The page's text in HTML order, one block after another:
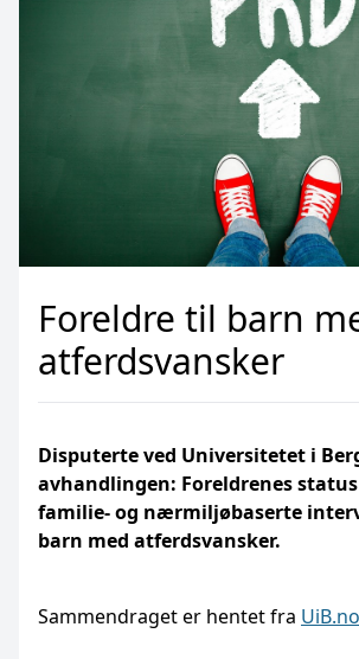
Foreldre til barn
atferdsvansker
Disputerte ved Universitetet i
avhandlingen: Foreldrenes
familie- og nærmiljøbaserte
barn med atferdsvansker.
Sammendraget er hentet fra UiB.no